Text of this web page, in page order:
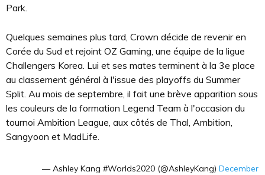
Park.
Quelques semaines plus tard, Crown décide de revenir en
Corée du Sud et rejoint OZ Gaming, une équipe de la ligue
Challengers Korea. Lui et ses mates terminent à la 3e place
au classement général à l'issue des playoffs du Summer
Split. Au mois de septembre, il fait une brève apparition sous
les couleurs de la formation Legend Team à l'occasion du
tournoi Ambition League, aux côtés de Thal, Ambition,
Sangyoon et MadLife.
— Ashley Kang #Worlds2020 (@AshleyKang) December